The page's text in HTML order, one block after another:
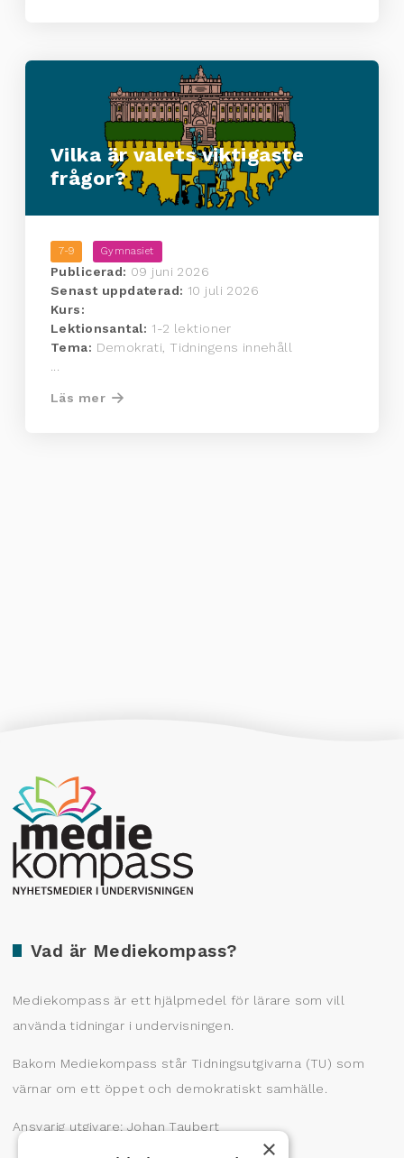
Vilka är valets viktigaste
frågor?
7-9 Gymnasiet
Publicerad: 09 juni 2026
Senast uppdaterad: 10 juli 2026
Kurs:
Lektionsantal: 1-2 lektioner
Tema: Demokrati, Tidningens innehåll
Läs mer
Vad är Mediekompass?
Mediekompass är ett hjälpmedel för lärare som vill
använda tidningar i undervisningen.
Bakom Mediekompass står Tidningsutgivarna (TU) som
värnar om ett öppet och demokratiskt samhälle.
Ansvarig utgivare: Johan Taubert
Producerad av Gota Media Brand Studio
×